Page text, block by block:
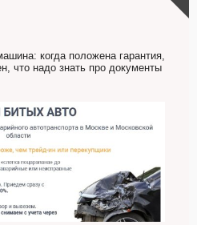
советом, это пропустить его мимо ушей.
никому, кроме того, кто его дал.
когда положена гарантия,
что надо знать про документы